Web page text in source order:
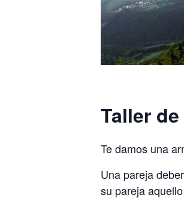
Taller
Te damos una
Una pareja
su pareja